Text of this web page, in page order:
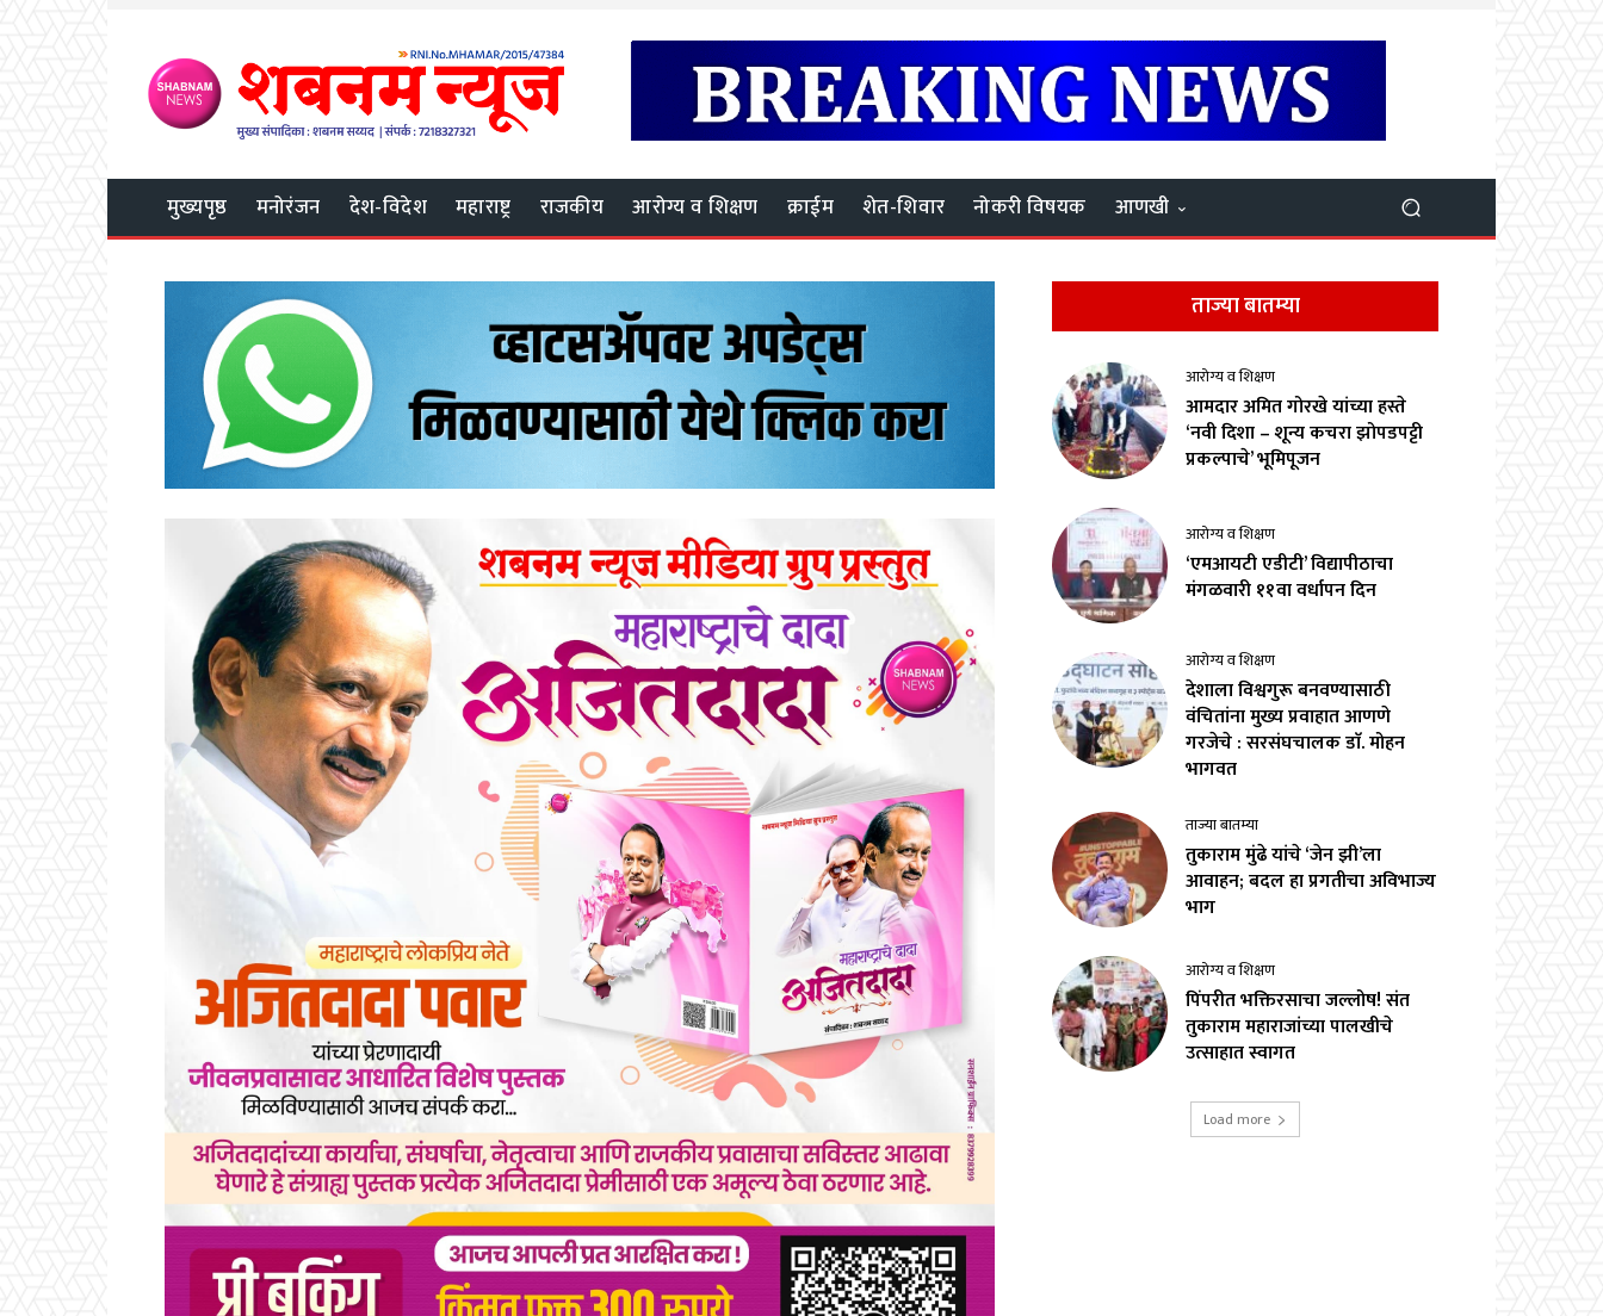
मुख्यपृष्ठ मनोरंजन देश-विदेश महाराष्ट्र राजकीय आरोग्य व शिक्षण क्राईम शेत-शिवार नोकरी विषयक आणखी
ताज्या बातम्या
आरोग्य व शिक्षण
आमदार अमित गोरखे यांच्या हस्ते
‘नवी दिशा – शून्य कचरा झोपडपट्टी
प्रकल्पाचे’ भूमिपूजन
आरोग्य व शिक्षण
‘एमआयटी एडीटी’ विद्यापीठाचा
मंगळवारी ११वा वर्धापन दिन
आरोग्य व शिक्षण
देशाला विश्वगुरू बनवण्यासाठी
वंचितांना मुख्य प्रवाहात आणणे
गरजेचे : सरसंघचालक डाॅ. मोहन
भागवत
ताज्या बातम्या
तुकाराम मुंढे यांचे ‘जेन झी’ला
आवाहन; बदल हा प्रगतीचा अविभाज्य
भाग
आरोग्य व शिक्षण
पिंपरीत भक्तिरसाचा जल्लोष! संत
तुकाराम महाराजांच्या पालखीचे
उत्साहात स्वागत
Load more